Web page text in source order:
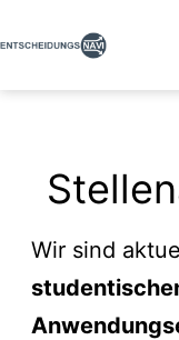
Inhalt
springen
Wir sind